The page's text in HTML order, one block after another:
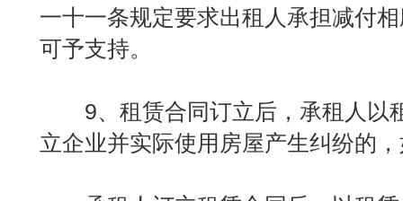
一十一条规定要求出租人承担减付
可予支持。
9、租赁合同订立后，承租人以
立企业并实际使用房屋产生纠纷的